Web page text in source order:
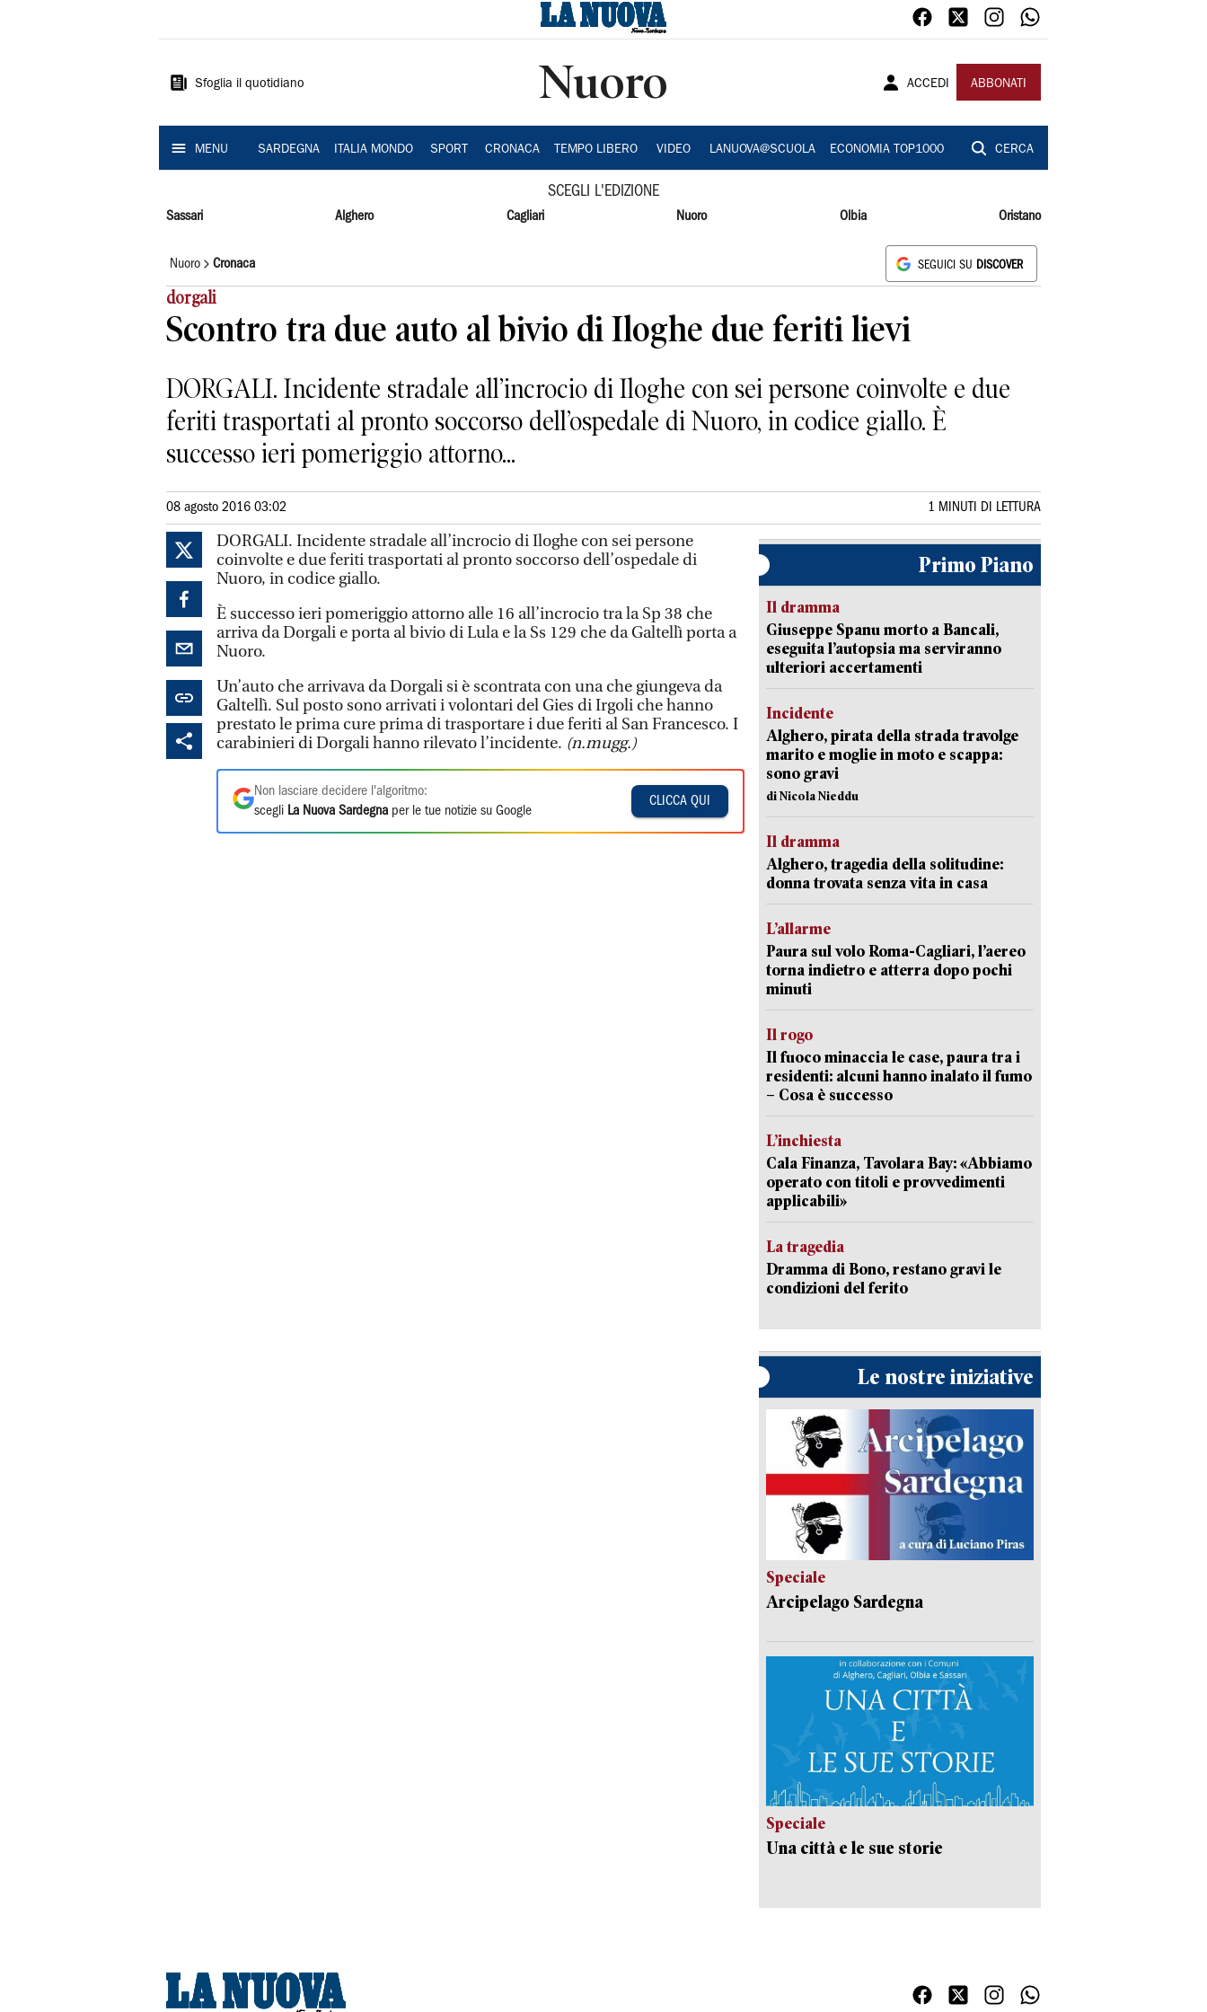
Sardegna
Sfoglia il quotidiano Nuoro ACCEDI ABBONATI
MENU SARDEGNA ITALIA MONDO SPORT CRONACA TEMPO LIBERO VIDEO LANUOVA@SCUOLA ECONOMIA TOP1000 CERCA
SCEGLI L'EDIZIONE
Sassari Alghero Cagliari Nuoro Olbia Oristano
Nuoro Cronaca SEGUICI SU DISCOVER
dorgali
Scontro tra due auto al bivio di Iloghe due feriti lievi
DORGALI. Incidente stradale all’incrocio di Iloghe con sei persone coinvolte e due
feriti trasportati al pronto soccorso dell’ospedale di Nuoro, in codice giallo. È
successo ieri pomeriggio attorno...
08 agosto 2016 03:02 1 MINUTI DI LETTURA
DORGALI. Incidente stradale all’incrocio di Iloghe con sei persone
coinvolte e due feriti trasportati al pronto soccorso dell’ospedale di
Nuoro, in codice giallo.
È successo ieri pomeriggio attorno alle 16 all’incrocio tra la Sp 38 che
arriva da Dorgali e porta al bivio di Lula e la Ss 129 che da Galtellì porta a
Nuoro.
Un’auto che arrivava da Dorgali si è scontrata con una che giungeva da
Galtellì. Sul posto sono arrivati i volontari del Gies di Irgoli che hanno
prestato le prima cure prima di trasportare i due feriti al San Francesco. I
carabinieri di Dorgali hanno rilevato l’incidente. (n.mugg.)
Non lasciare decidere l'algoritmo:
scegli La Nuova Sardegna per le tue notizie su Google
CLICCA QUI
Primo Piano
Il dramma
Giuseppe Spanu morto a Bancali,
eseguita l’autopsia ma serviranno
ulteriori accertamenti
Incidente
Alghero, pirata della strada travolge
marito e moglie in moto e scappa:
sono gravi
di Nicola Nieddu
Il dramma
Alghero, tragedia della solitudine:
donna trovata senza vita in casa
L’allarme
Paura sul volo Roma-Cagliari, l’aereo
torna indietro e atterra dopo pochi
minuti
Il rogo
Il fuoco minaccia le case, paura tra i
residenti: alcuni hanno inalato il fumo
– Cosa è successo
L’inchiesta
Cala Finanza, Tavolara Bay: «Abbiamo
operato con titoli e provvedimenti
applicabili»
La tragedia
Dramma di Bono, restano gravi le
condizioni del ferito
Le nostre iniziative
Speciale
Arcipelago Sardegna
Speciale
Una città e le sue storie